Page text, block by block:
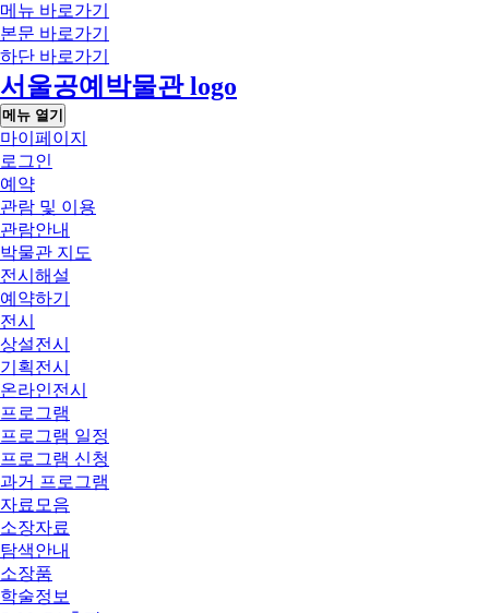
메뉴 바로가기
본문 바로가기
하단 바로가기
서울공예박물관 logo
메뉴 열기
마이페이지
로그인
예약
관람 및 이용
관람안내
박물관 지도
전시해설
예약하기
전시
상설전시
기획전시
온라인전시
프로그램
프로그램 일정
프로그램 신청
과거 프로그램
자료모음
소장자료
탐색안내
소장품
학술정보